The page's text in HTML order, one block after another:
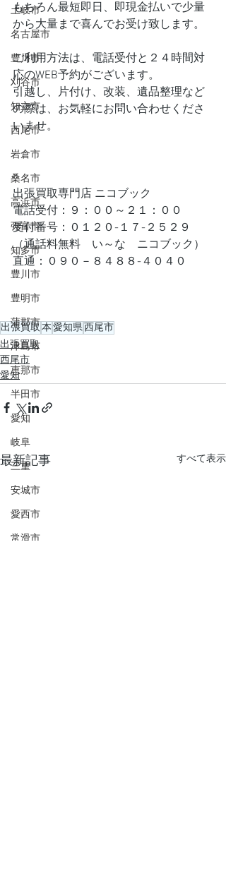
土岐市
名古屋市
豊川市
刈谷市
知立市
西尾市
岩倉市
桑名市
高浜市
弥富市
知多市
豊川市
豊明市
蒲郡市
津島市
恵那市
半田市
愛知
岐阜
三重
安城市
愛西市
常滑市
もちろん最短即日、即現金払いで少量
から大量まで喜んでお受け致します。
ご利用方法は、電話受付と２４時間対
応のWEB予約がございます。
引越し、片付け、改装、遺品整理など
の際は、お気軽にお問い合わせくださ
いませ。
出張買取専門店 ニコブック
電話受付：９：００～２１：００
受付番号：０１２０-１７-２５２９
（通話料無料　い～な　ニコブック）
直通：０９０－８４８８-４０４０
出張買取本愛知県西尾市
出張買取
西尾市
愛知
最新記事 すべて表示